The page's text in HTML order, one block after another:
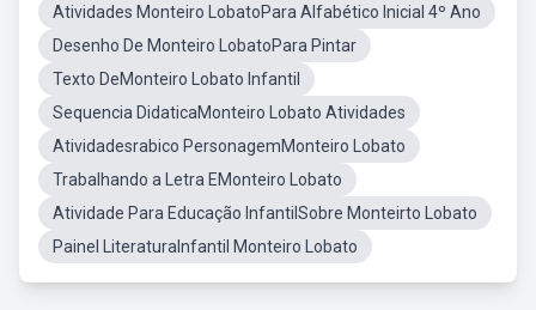
Atividades Monteiro LobatoPara Alfabético Inicial 4º Ano
Desenho De Monteiro LobatoPara Pintar
Texto DeMonteiro Lobato Infantil
Sequencia DidaticaMonteiro Lobato Atividades
Atividadesrabico PersonagemMonteiro Lobato
Trabalhando a Letra EMonteiro Lobato
Atividade Para Educação InfantilSobre Monteirto Lobato
Painel LiteraturaInfantil Monteiro Lobato